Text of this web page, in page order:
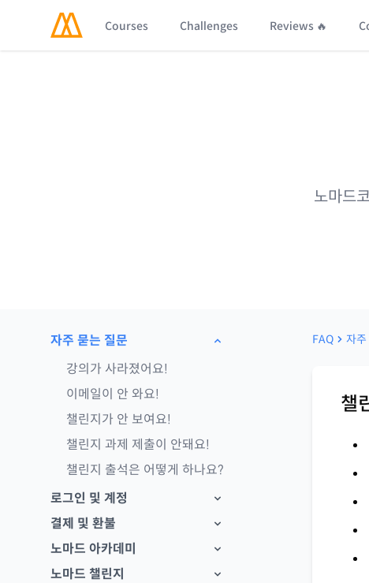
Courses Challenges Reviews 🔥
노마드
자주 묻는 질문
강의가 사라졌어요!
이메일이 안 와요!
챌린지가 안 보여요!
챌린지 과제 제출이 안돼요!
챌린지 출석은 어떻게 하나요?
로그인 및 계정
결제 및 환불
노마드 아카데미
노마드 챌린지
FAQ 자주
챌